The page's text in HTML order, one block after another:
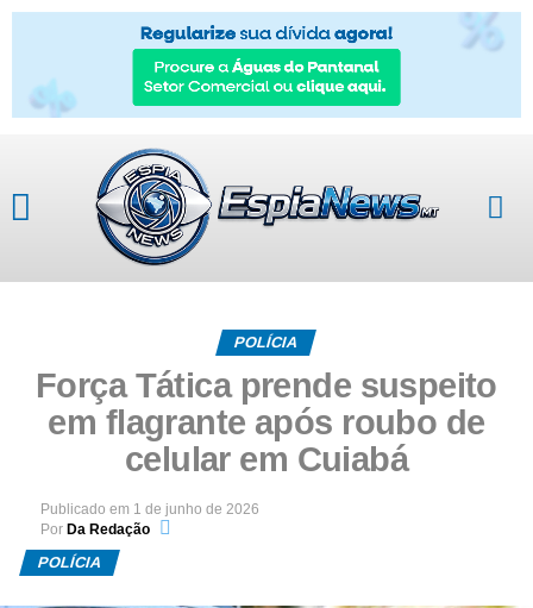
POLÍCIA
Força Tática prende suspeito
em flagrante após roubo de
celular em Cuiabá
Publicado em 1 de junho de 2026
Por Da Redação
POLÍCIA